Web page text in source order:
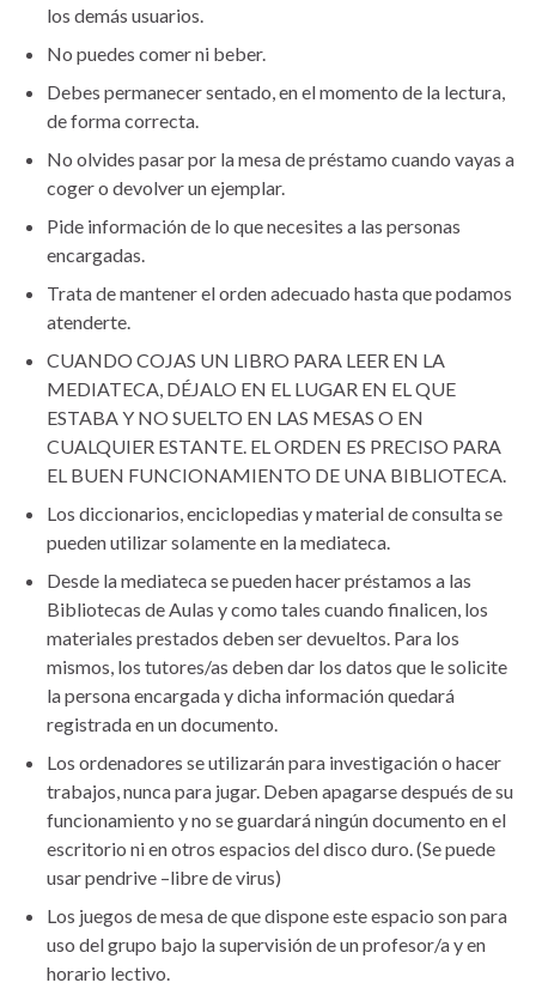
los demás usuarios.
No puedes comer ni beber.
Debes permanecer sentado, en el momento de la lectura,
de forma correcta.
No olvides pasar por la mesa de préstamo cuando vayas a
coger o devolver un ejemplar.
Pide información de lo que necesites a las personas
encargadas.
Trata de mantener el orden adecuado hasta que podamos
atenderte.
CUANDO COJAS UN LIBRO PARA LEER EN LA
MEDIATECA, DÉJALO EN EL LUGAR EN EL QUE
ESTABA Y NO SUELTO EN LAS MESAS O EN
CUALQUIER ESTANTE. EL ORDEN ES PRECISO PARA
EL BUEN FUNCIONAMIENTO DE UNA BIBLIOTECA.
Los diccionarios, enciclopedias y material de consulta se
pueden utilizar solamente en la mediateca.
Desde la mediateca se pueden hacer préstamos a las
Bibliotecas de Aulas y como tales cuando finalicen, los
materiales prestados deben ser devueltos. Para los
mismos, los tutores/as deben dar los datos que le solicite
la persona encargada y dicha información quedará
registrada en un documento.
Los ordenadores se utilizarán para investigación o hacer
trabajos, nunca para jugar. Deben apagarse después de su
funcionamiento y no se guardará ningún documento en el
escritorio ni en otros espacios del disco duro. (Se puede
usar pendrive –libre de virus)
Los juegos de mesa de que dispone este espacio son para
uso del grupo bajo la supervisión de un profesor/a y en
horario lectivo.